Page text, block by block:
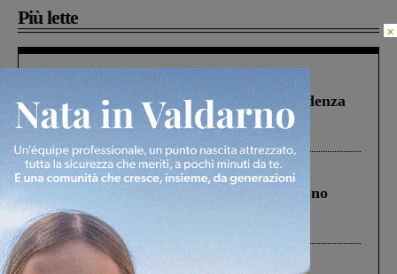
Più lette
Piscina di Figline finanziata oltre la scadenza
Pnrr, il gruppo di Fratelli d’Italia: “Un
ringraziamento al Governo”
Cronaca 4 Agosto 2026
Un anno fa la strage in A1 in cui morirono
Gianni, Giulia e Franco. Lo schianto, il
processo, lo stop ai sorpassi fra tir....
Cronaca 3 Agosto 2026
×